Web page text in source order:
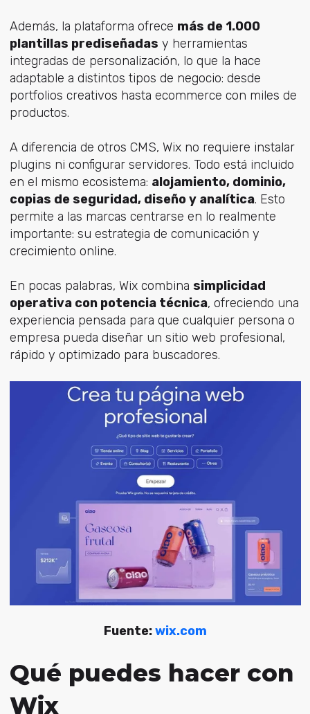
Además, la plataforma ofrece más de 1.000
plantillas prediseñadas y herramientas
integradas de personalización, lo que la hace
adaptable a distintos tipos de negocio: desde
portfolios creativos hasta ecommerce con miles de
productos.
A diferencia de otros CMS, Wix no requiere instalar
plugins ni configurar servidores. Todo está incluido
en el mismo ecosistema: alojamiento, dominio,
copias de seguridad, diseño y analítica. Esto
permite a las marcas centrarse en lo realmente
importante: su estrategia de comunicación y
crecimiento online.
En pocas palabras, Wix combina simplicidad
operativa con potencia técnica, ofreciendo una
experiencia pensada para que cualquier persona o
empresa pueda diseñar un sitio web profesional,
rápido y optimizado para buscadores.
Fuente:wix.com
Qué puedes hacer con
Wix